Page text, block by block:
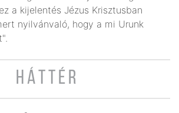
a kijelentés Jézus Krisztusban
nyilvánvaló, hogy a mi Urunk
HÁTTÉR